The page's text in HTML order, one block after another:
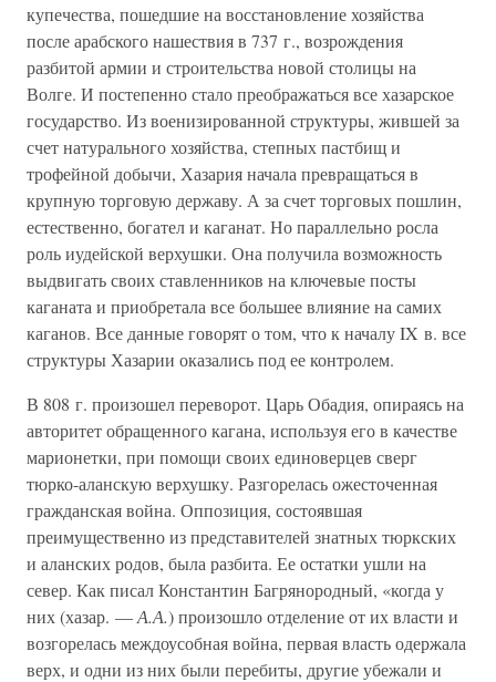
купечества, пошедшие на восстановление хозяйства
после арабского нашествия в 737 г., возрождения
разбитой армии и строительства новой столицы на
Волге. И постепенно стало преображаться все хазарское
государство. Из военизированной структуры, жившей за
счет натурального хозяйства, степных пастбищ и
трофейной добычи, Хазария начала превращаться в
крупную торговую державу. А за счет торговых пошлин,
естественно, богател и каганат. Но параллельно росла
роль иудейской верхушки. Она получила возможность
выдвигать своих ставленников на ключевые посты
каганата и приобретала все большее влияние на самих
каганов. Все данные говорят о том, что к началу IX в. все
структуры Хазарии оказались под ее контролем.
В 808 г. произошел переворот. Царь Обадия, опираясь на
авторитет обращенного кагана, используя его в качестве
марионетки, при помощи своих единоверцев сверг
тюрко-аланскую верхушку. Разгорелась ожесточенная
гражданская война. Оппозиция, состоявшая
преимущественно из представителей знатных тюркских
и аланских родов, была разбита. Ее остатки ушли на
север. Как писал Константин Багрянородный, «когда у
них (хазар. —А.А.) произошло отделение от их власти и
возгорелась междоусобная война, первая власть одержала
верх, и одни из них были перебиты, другие убежали и